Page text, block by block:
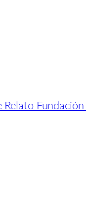
Relato